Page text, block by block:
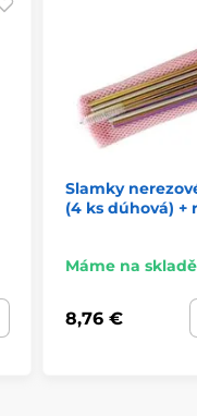
Slamky
(4 ks dúhová) +
Máme na skladě
8,76 €